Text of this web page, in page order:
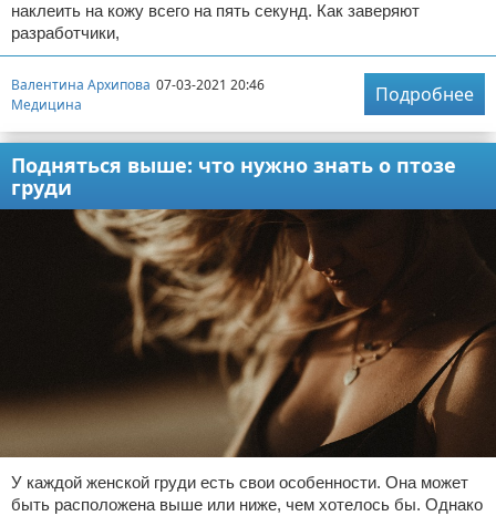
наклеить на кожу всего на пять секунд. Как заверяют
разработчики,
Валентина Архипова 07-03-2021 20:46
Медицина
Подробнее
Подняться выше: что нужно знать о птозе
груди
У каждой женской груди есть свои особенности. Она может
быть расположена выше или ниже, чем хотелось бы. Однако